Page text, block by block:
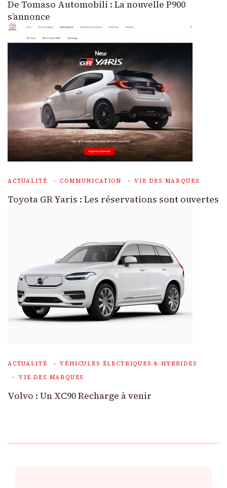
De Tomaso Automobili : La nouvelle P900
s’annonce
ACTUALITÉ COMMUNICATION VIE DES MARQUES
Toyota GR Yaris : Les réservations sont ouvertes
ACTUALITÉ
VÉHICULES ÉLECTRIQUES & HYBRIDES
VIE DES MARQUES
Volvo : Un XC90 Recharge à venir